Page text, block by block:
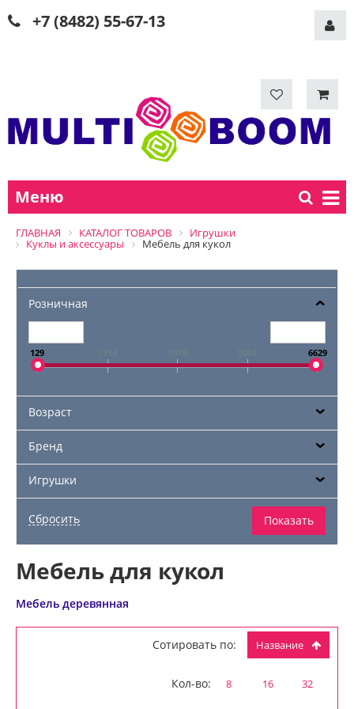
+7 (8482) 55-67-13
Меню
ГЛАВНАЯ КАТАЛОГ ТОВАРОВ
Игрушки
Куклы и аксессуары
Мебель для кукол
Розничная
129 6629
Возраст
Бренд
Игрушки
Мебель для кукол
Мебель деревянная
Сотировать по: Название
Кол-во: 8 16 32